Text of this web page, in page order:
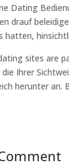
Dating
drauf
hatten,
sites are
die Ihrer
herunter an.